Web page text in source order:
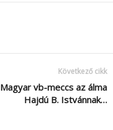
Következő cikk
Magyar vb-meccs az álma
Hajdú B. Istvánnak…